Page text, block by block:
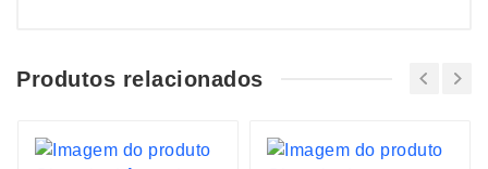
Produtos relacionados